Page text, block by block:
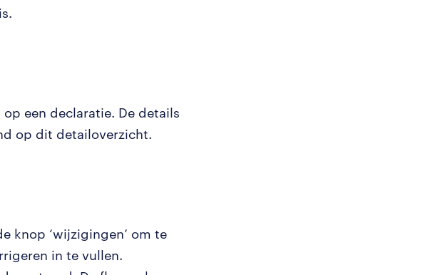
een declaratie. De details
op dit detailoverzicht.
knop ‘wijzigingen’ om te
in te vullen.